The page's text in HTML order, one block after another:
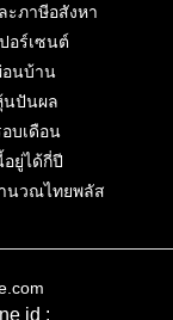
ะภาษีอสังหา
อร์เซนต์
นบ้าน
ปันผล
บเดือน
อยู่ได้กี่ปี
นวณไทยพลัส
id :